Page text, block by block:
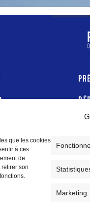
que les cookies
à ces
de
son
Marketing